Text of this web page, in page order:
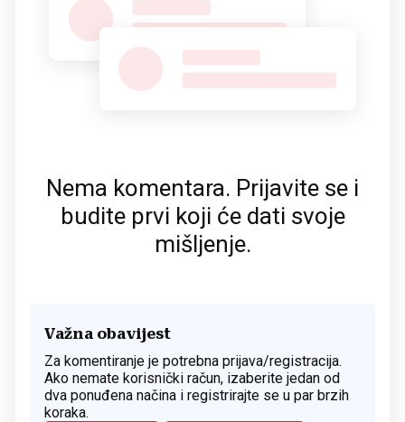
Nema komentara. Prijavite se i
budite prvi koji će dati svoje
mišljenje.
Važna obavijest
Za komentiranje je potrebna prijava/registracija.
Ako nemate korisnički račun, izaberite jedan od
dva ponuđena načina i registrirajte se u par brzih
koraka.